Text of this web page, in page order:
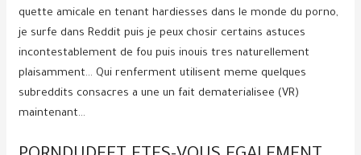
quette amicale en tenant hardiesses dans le monde du porno,
je surfe dans Reddit puis je peux chosir certains astuces
incontestablement de fou puis inouis tres naturellement
plaisamment… Qui renferment utilisent meme quelques
subreddits consacres a une un fait dematerialisee (VR)
maintenant…